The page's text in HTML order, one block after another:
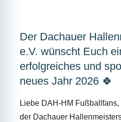
Der Dachauer
e.V. wünscht Euch
erfolgreiches und
neues Jahr 2026 🍀
Liebe DAH-HM
der Dachauer